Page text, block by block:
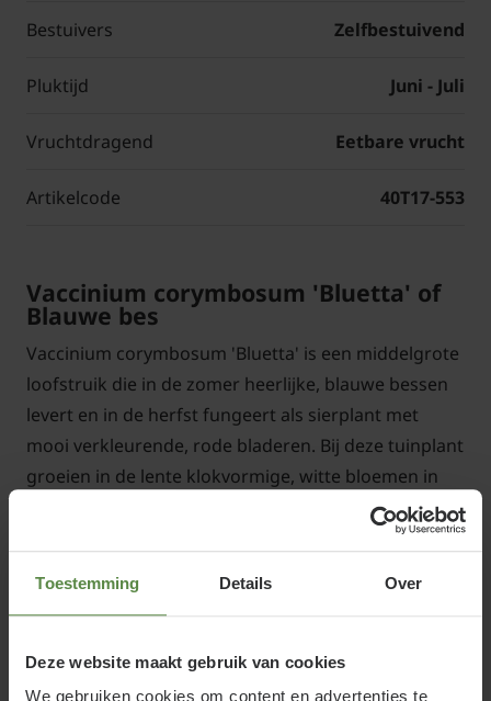
Toestemming Details Over
Deze website maakt gebruik van cookies
We gebruiken cookies om content en advertenties te
Bestuivers Zelfbestuivend
Pluktijd Juni - Juli
Vruchtdragend Eetbare vrucht
Artikelcode 40T17-553
Vaccinium corymbosum 'Bluetta' of
Blauwe bes
Vaccinium corymbosum 'Bluetta' is een middelgrote
loofstruik die in de zomer heerlijke, blauwe bessen
levert en in de herfst fungeert als sierplant met
mooi verkleurende, rode bladeren. Bij deze tuinplant
groeien in de lente klokvormige, witte bloemen in
clusters aan de jonge twijgen en daaruit vormen
zich in de zomer de blauwe bessen. Deze bessen zijn
antioxidanten, maar zijn ook erg geschikt voor het